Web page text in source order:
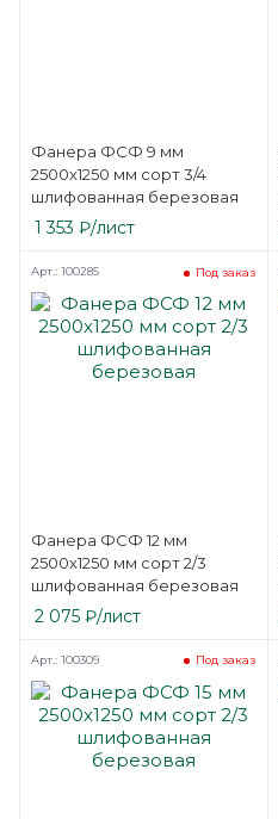
Фанера ФСФ 9 мм
2500х1250 мм сорт 3/4
шлифованная березовая
1 353 ₽/лист
Фанера ФСФ 12 мм
2500х1250 мм сорт 2/3
шлифованная березовая
Под заказ
Арт.: 100285
2 075 ₽/лист
Под заказ
Арт.: 100309